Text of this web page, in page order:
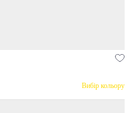
Вибір кольору